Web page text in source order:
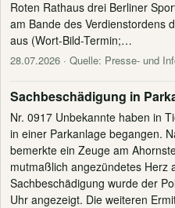
Roten Rathaus drei Berliner
am Bande des Verdienstordens
aus (Wort-Bild-Termin;…
28.07.2026 · Quelle: Presse- und
Sachbeschädigung in
Nr. 0917 Unbekannte haben in
in einer Parkanlage begangen.
bemerkte ein Zeuge am
mutmaßlich angezündetes Herz
Sachbeschädigung wurde der
Uhr angezeigt. Die weiteren